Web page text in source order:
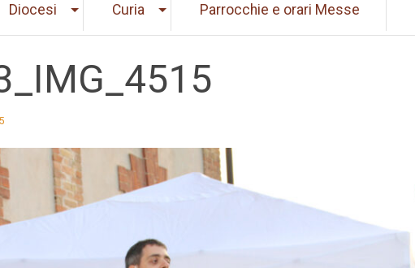
Diocesi Curia Parrocchie e orari Messe